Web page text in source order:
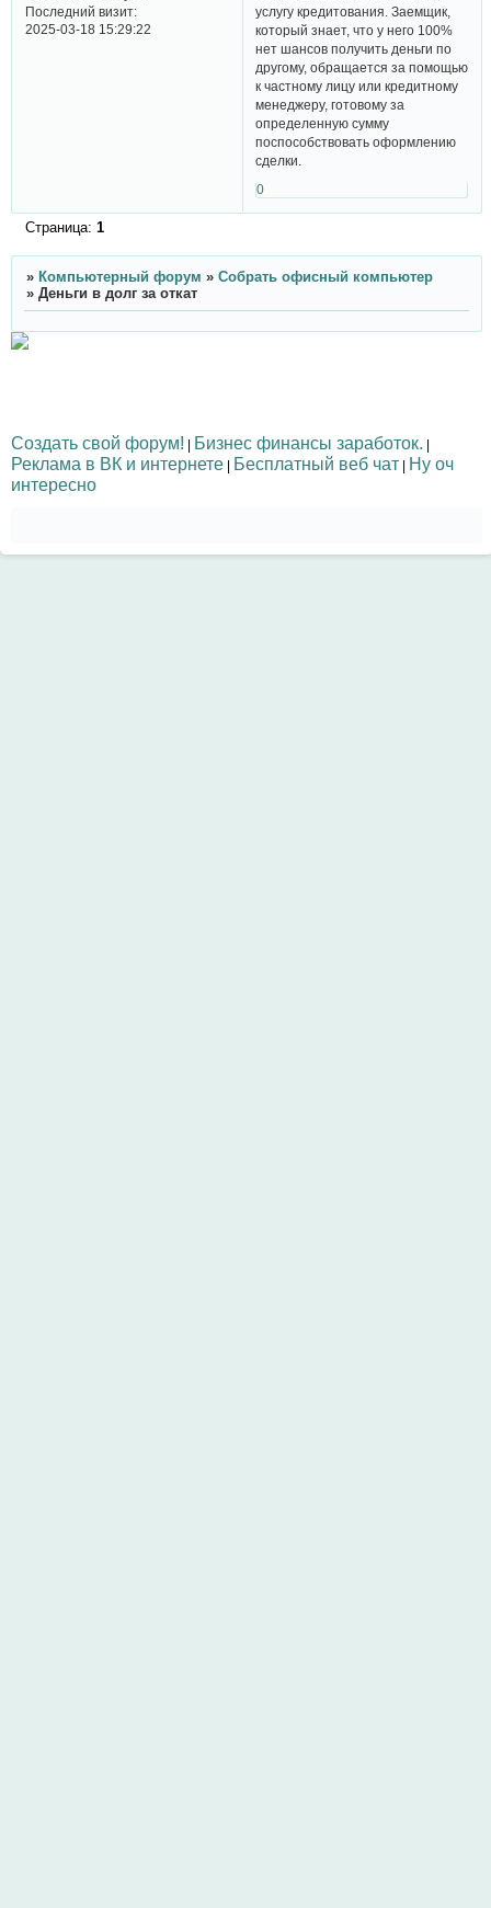
Последний визит:
2025-03-18 15:29:22
услугу кредитования. Заемщик,
который знает, что у него 100%
нет шансов получить деньги по
другому, обращается за помощью
к частному лицу или кредитному
менеджеру, готовому за
определенную сумму
поспособствовать оформлению
сделки.
0
Страница: 1
» Компьютерный форум » Собрать офисный компьютер
» Деньги в долг за откат
Создать свой форум! | Бизнес финансы заработок. |
Реклама в ВК и интернете | Бесплатный веб чат | Ну оч
интересно